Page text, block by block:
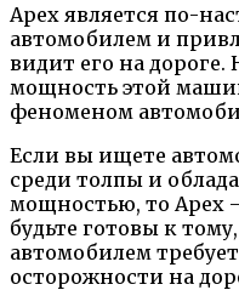
Apex является по-
автомобилем и
видит его на
мощность этой
феноменом
Если вы ищете
среди толпы и
мощностью, то Apex
будьте готовы к
автомобилем
осторожности на